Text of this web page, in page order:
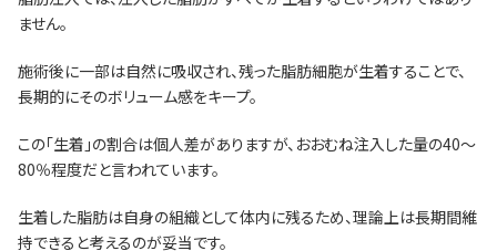
ません。
施術後に一部は自然に吸収され、残った脂肪細胞が生着することで、
長期的にそのボリューム感をキープ。
この「生着」の割合は個人差がありますが、おおむね注入した量の40〜
80％程度だと言われています。
生着した脂肪は自身の組織として体内に残るため、理論上は長期間維
持できると考えるのが妥当です。